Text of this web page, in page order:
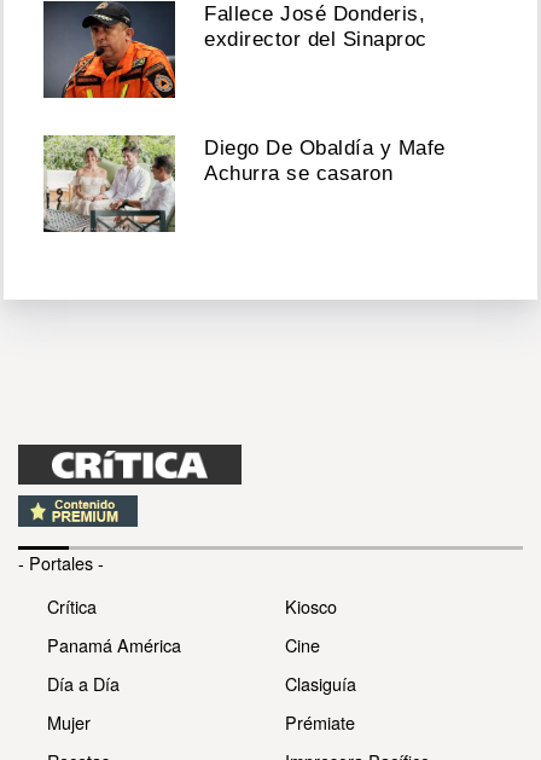
Fallece José Donderis,
exdirector del Sinaproc
Diego De Obaldía y Mafe
Achurra se casaron
- Portales -
Crítica
Panamá América
Día a Día
Mujer
Kiosco
Cine
Clasiguía
Prémiate